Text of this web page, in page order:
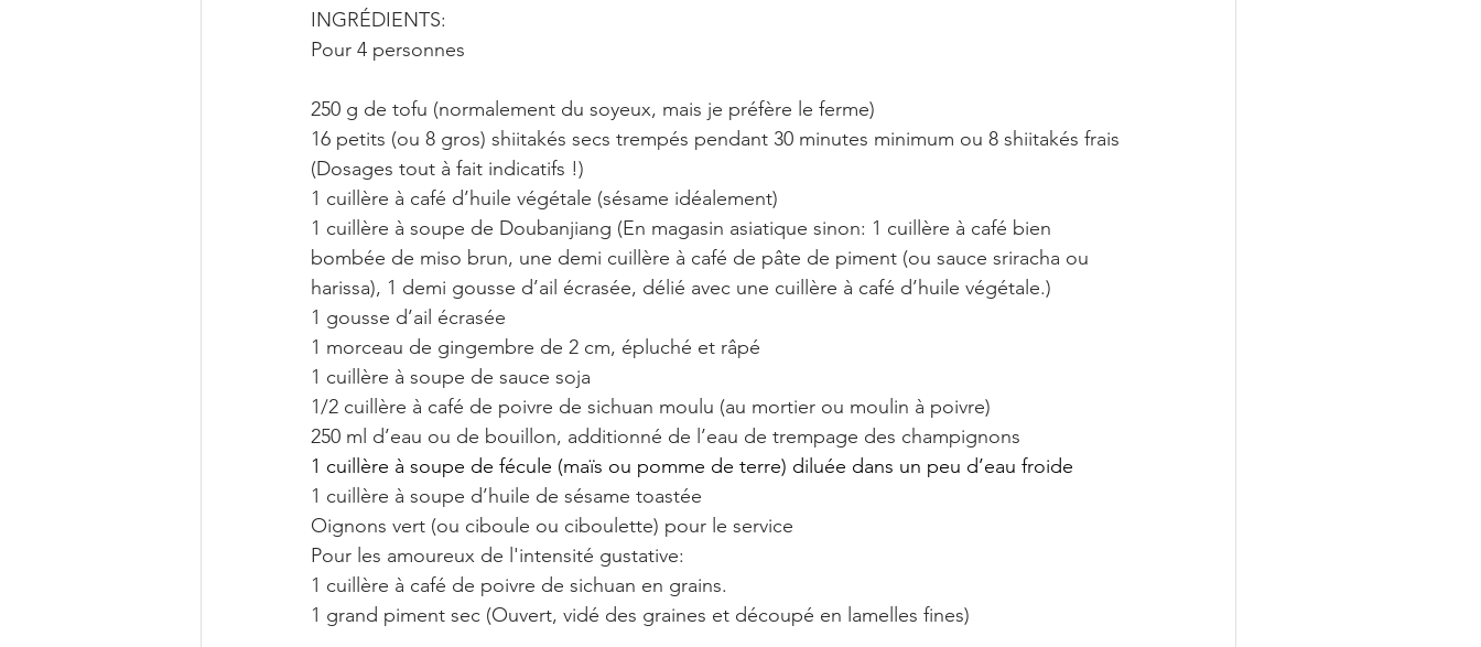
INGRÉDIENTS:
Pour 4 personnes
250 g de tofu (normalement du soyeux, mais je préfère le ferme)
16 petits (ou 8 gros) shiitakés secs trempés pendant 30 minutes minimum ou 8 shiitakés frais
(Dosages tout à fait indicatifs !)
1 cuillère à café d’huile végétale (sésame idéalement)
1 cuillère à soupe de Doubanjiang (En magasin asiatique sinon: 1 cuillère à café bien
bombée de miso brun, une demi cuillère à café de pâte de piment (ou sauce sriracha ou
harissa), 1 demi gousse d’ail écrasée, délié avec une cuillère à café d’huile végétale.)
1 gousse d’ail écrasée
1 morceau de gingembre de 2 cm, épluché et râpé
1 cuillère à soupe de sauce soja
1/2 cuillère à café de poivre de sichuan moulu (au mortier ou moulin à poivre)
250 ml d’eau ou de bouillon, additionné de l’eau de trempage des champignons
1 cuillère à soupe de fécule (maïs ou pomme de terre) diluée dans un peu d’eau froide
1 cuillère à soupe d’huile de sésame toastée
Oignons vert (ou ciboule ou ciboulette) pour le service
Pour les amoureux de l'intensité gustative:
1 cuillère à café de poivre de sichuan en grains.
1 grand piment sec (Ouvert, vidé des graines et découpé en lamelles fines)